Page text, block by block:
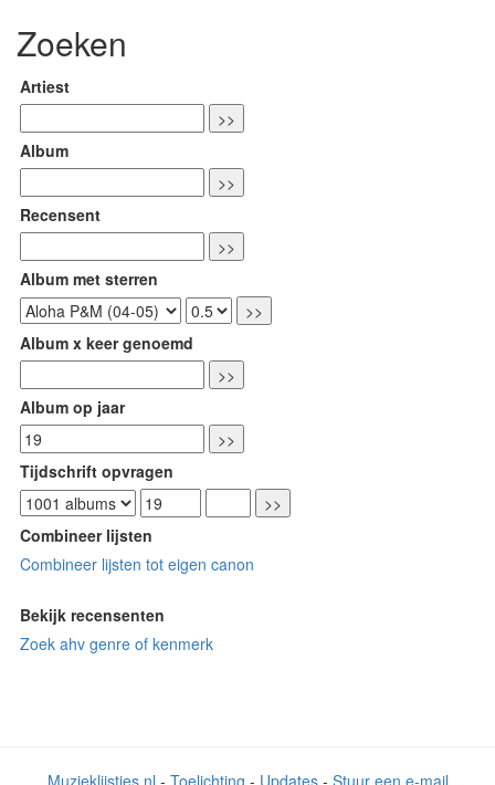
Zoeken
Artiest
Album
Recensent
Album met sterren
Album x keer genoemd
Album op jaar
Tijdschrift opvragen
Combineer lijsten
Combineer lijsten tot eigen canon
Bekijk recensenten
Zoek ahv genre of kenmerk
Muzieklijstjes.nl - Toelichting - Updates- Stuur een e-mail